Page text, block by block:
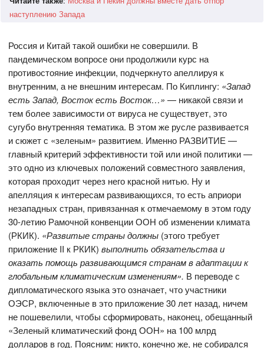
наступлению Запада
Россия и Китай такой ошибки не совершили. В
пандемическом вопросе они продолжили курс на
противостояние инфекции, подчеркнуто апеллируя к
внутренним, а не внешним интересам. По Киплингу: «Запад
есть Запад, Восток есть Восток…» — никакой связи и
тем более зависимости от вируса не существует, это
сугубо внутренняя тематика. В этом же русле развивается
и сюжет с «зеленым» развитием. Именно РАЗВИТИЕ —
главный критерий эффективности той или иной политики —
это одно из ключевых положений совместного заявления,
которая проходит через него красной нитью. Ну и
апелляция к интересам развивающихся, то есть априори
незападных стран, привязанная к отмечаемому в этом году
30-летию Рамочной конвенции ООН об изменении климата
(РКИК). «Развитые страны должны (этого требует
приложение II к РКИК)выполнить обязательства и
оказать помощь развивающимся странам в адаптации к
глобальным климатическим изменениям». В переводе с
дипломатического языка это означает, что участники
ОЭСР, включенные в это приложение 30 лет назад, ничем
не пошевелили, чтобы сформировать, наконец, обещанный
«Зеленый климатический фонд ООН» на 100 млрд
долларов в год. Поясним: никто, конечно же, не собирался